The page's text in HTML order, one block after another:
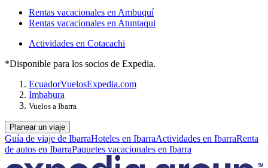
Rentas vacacionales en Ambuquí
Rentas vacacionales en Atuntaqui
Actividades en Cotacachi
*Disponible para los socios de Expedia.
EcuadorVuelosExpedia.com
Imbabura
Vuelos a Ibarra
Planear un viaje
Guía de viaje de IbarraHoteles en IbarraActividades en IbarraRenta
de autos en IbarraPaquetes vacacionales en Ibarra